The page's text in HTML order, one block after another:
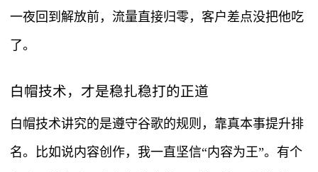
一夜回到解放前，流量直接归零，客户差点没把他吃
了。
白帽技术，才是稳扎稳打的正道
白帽技术讲究的是遵守谷歌的规则，靠真本事提升排
名。比如说内容创作，我一直坚信“内容为王”。有个